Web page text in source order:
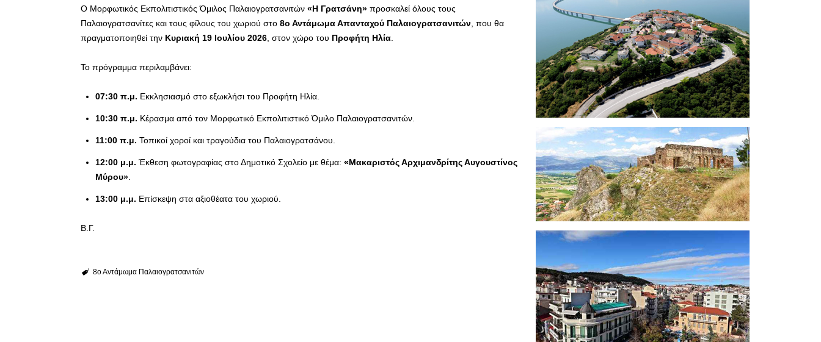
Ο Μορφωτικός Εκπολιτιστικός Όμιλος Παλαιογρατσανιτών «Η Γρατσάνη» προσκαλεί όλους τους
Παλαιογρατσανίτες και τους φίλους του χωριού στο 8ο Αντάμωμα Απανταχού Παλαιογρατσανιτών , που θα
πραγματοποιηθεί την Κυριακή 19 Ιουλίου 2026 , στον χώρο του Προφήτη Ηλία
Το πρόγραμμα περιλαμβάνει:
07:30 π.μ. Εκκλησιασμό στο εξωκλήσι του Προφήτη Ηλία.
10:30 π.μ. Κέρασμα από τον Μορφωτικό Εκπολιτιστικό Όμιλο Παλαιογρατσανιτών.
11:00 π.μ. Τοπικοί χοροί και τραγούδια του Παλαιογρατσάνου.
12:00 μ.μ. Έκθεση φωτογραφίας στο Δημοτικό Σχολείο με θέμα: «Μακαριστός Αρχιμανδρίτης Αυγουστίνος
Μύρου»
13:00 μ.μ. Επίσκεψη στα αξιοθέατα του χωριού.
Β.Γ.
8ο Αντάμωμα Παλαιογρατσανιτών